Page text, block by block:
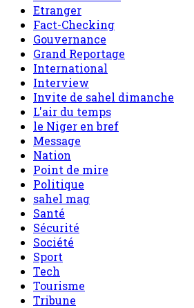
Etranger
Fact-Checking
Gouvernance
Grand Reportage
International
Interview
Invite de sahel dimanche
L'air du temps
le Niger en bref
Message
Nation
Point de mire
Politique
sahel mag
Santé
Sécurité
Société
Sport
Tech
Tourisme
Tribune